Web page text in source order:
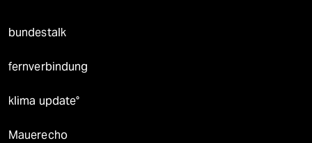
bundestalk
fernverbindung
klima update°
Mauerecho